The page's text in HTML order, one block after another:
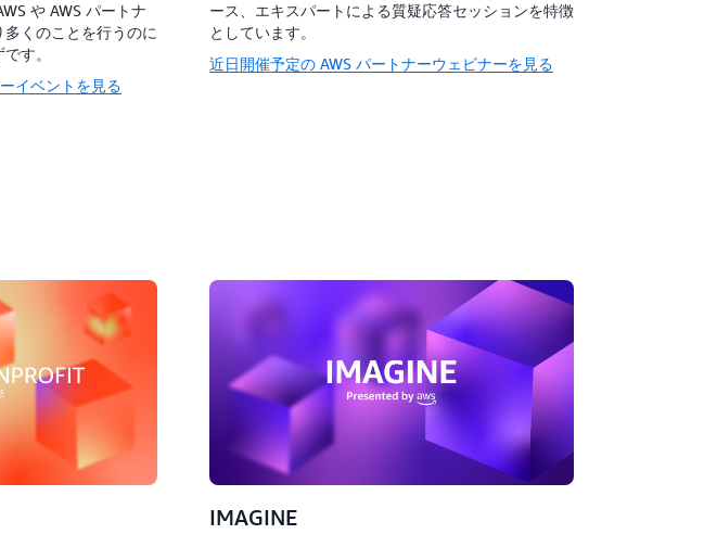
や AWS パートナ
くのことを行うのに
す。
イベントを見る
ース、エキスパートによる質疑応答セッションを特徴
としています。
近日開催予定の AWS パートナーウェビナーを見る
IMAGINE